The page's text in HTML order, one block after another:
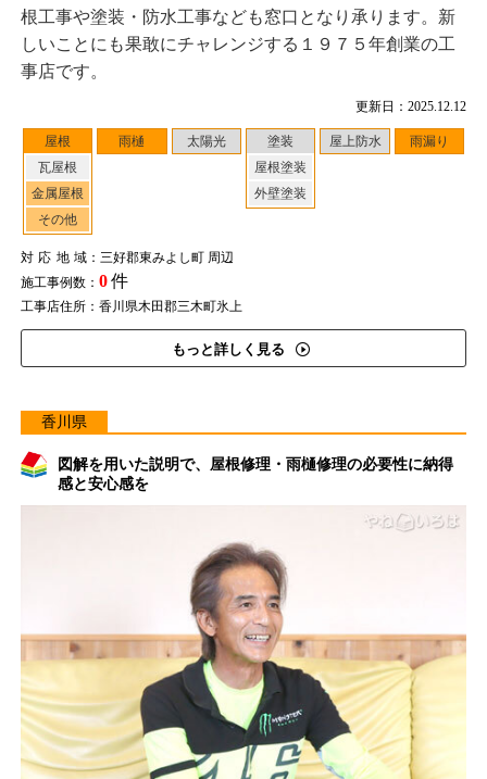
更新日：2025.12.12
屋根
瓦屋根
金属屋根
その他
雨樋 太陽光
塗装
屋根塗装
外壁塗装
屋上防水 雨漏り
対応地域：三好郡東みよし町 周辺
施工事例数： 0件
工事店住所：香川県木田郡三木町氷上
もっと詳しく見る
根工事や塗装・防水工事なども窓口となり承ります。新
しいことにも果敢にチャレンジする１９７５年創業の工
事店です。
香川県
図解を用いた説明で、屋根修理・雨樋修理の必要性に納得
感と安心感を